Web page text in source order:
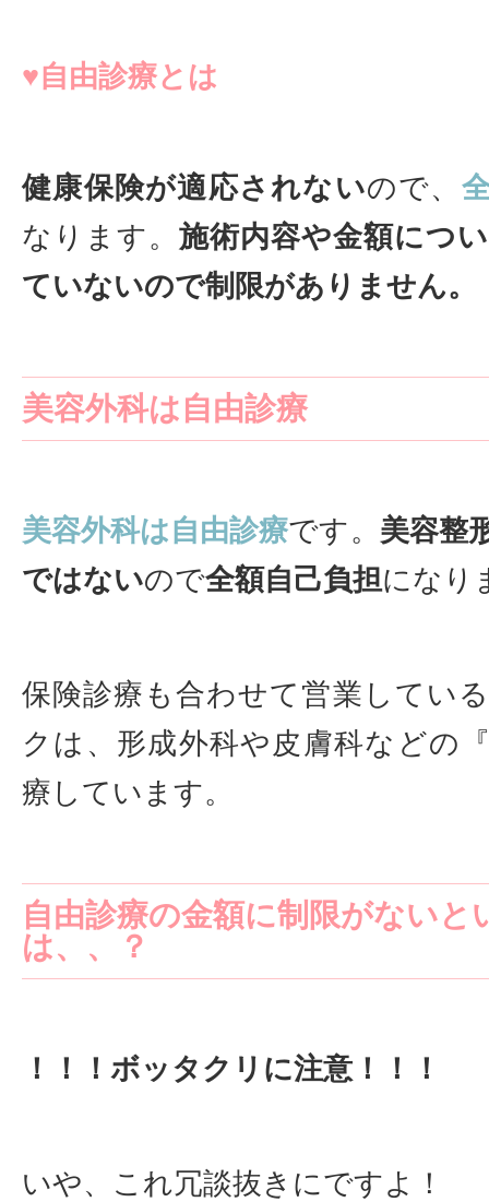
♥自由診療とは
健康保険が適応されないので、
なります。 施術内容や金額につ
ていないので制限がありません。
美容外科は自由診療
美容外科は自由診療です。 美容整
ではないので全額自己負担になり
保険診療も合わせて営業してい
クは、形成外科や皮膚科などの
療しています。
自由診療の金額に制限がないと
は、、？
！！！ボッタクリに注意！！！
いや、これ冗談抜きにですよ！